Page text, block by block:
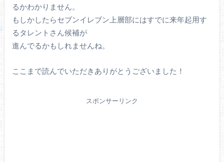
るかわかりません。
もしかしたらセブンイレブン上層部にはすでに来年起用す
るタレントさん候補が
進んでるかもしれませんね。
ここまで読んでいただきありがとうございました！
スポンサーリンク